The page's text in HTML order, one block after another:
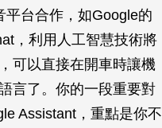
台合作，如Google的
，利用人工智慧技術將
可以直接在開車時讓機
言了。你的一段重要對
Assistant，重點是你不